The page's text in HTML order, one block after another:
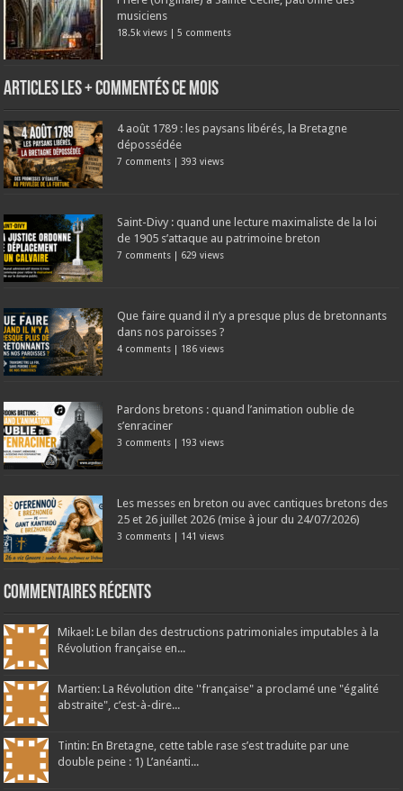
musiciens
18.5k views |5 comments
Articles les + commentés ce mois
4 août 1789 : les paysans libérés, la Bretagne
dépossédée
7 comments 393 views
Saint-Divy : quand une lecture maximaliste de la loi
de 1905 s’attaque au patrimoine breton
7 comments 629 views
Que faire quand il n’y a presque plus de bretonnants
dans nos paroisses ?
4 comments 186 views
Pardons bretons : quand l’animation oublie de
s’enraciner
3 comments 193 views
Les messes en breton ou avec cantiques bretons des
25 et 26 juillet 2026 (mise à jour du 24/07/2026)
3 comments 141 views
Commentaires récents
Mikael: Le bilan des destructions patrimoniales imputables à la
Révolution française en...
Martien: La Révolution dite ''française" a proclamé une "égalité
abstraite", c’est-à-dire...
Tintin: En Bretagne, cette table rase s’est traduite par une
double peine : 1) L’anéanti...